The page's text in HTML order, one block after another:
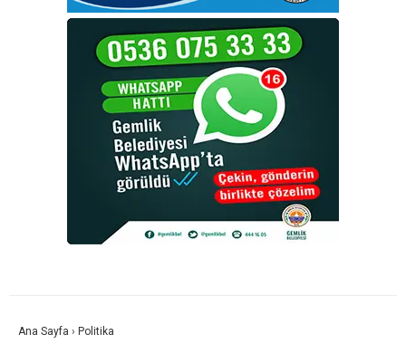
Ana Sayfa › Politika